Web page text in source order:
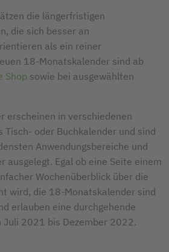
die längerfristigen
die sich besser an
als ein reiner
18-Monatskalender sind ab
Shop sowie bei ausgewählten
erscheinen in verschiedenen
Tisch- oder Buchkalender und sind
Anwendungsbereiche und
ausgelegt. Egal ob eine Seite einem
Wochenüberblick über die
wird, die 18-Monatskalender sind
erlauben eine durchgehende
Juli 2021 bis Dezember 2022.